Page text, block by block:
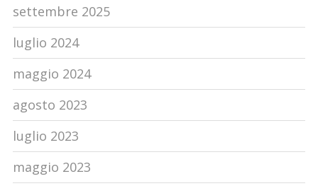
settembre 2025
luglio 2024
maggio 2024
agosto 2023
luglio 2023
maggio 2023